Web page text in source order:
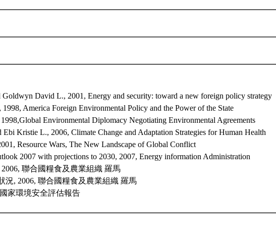
David L., 2001, Energy and security: toward a new foreign policy strategy
1998, America Foreign Environmental Policy and the Power of the State
Environmental Diplomacy Negotiating Environmental Agreements
Ebi Kristie L., 2006, Climate Change and Adaptation Strategies for Human Health
Resource Wars, The New Landscape of Global Conflict
2007 with projections to 2030, 2007, Energy information Administration
聯合國糧食及農業組織 羅馬
況, 2006, 聯合國糧食及農業組織 羅馬
家環境安全評估報告